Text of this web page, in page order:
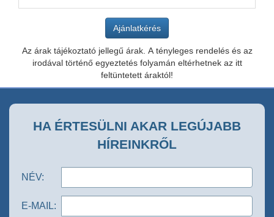
Az árak tájékoztató jellegű árak. A tényleges rendelés és az
irodával történő egyeztetés folyamán eltérhetnek az itt
feltüntetett áraktól!
HA ÉRTESÜLNI AKAR LEGÚJABB
HÍREINKRŐL
NÉV:
E-MAIL: